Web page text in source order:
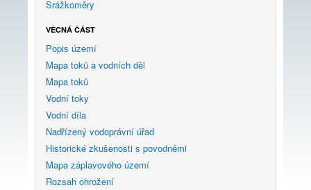
Srážkoměry
VĚCNÁ ČÁST
Popis území
Mapa toků a vodních děl
Mapa toků
Vodní toky
Vodní díla
Nadřízený vodoprávní úřad
Historické zkušenosti s povodněmi
Mapa záplavového území
Rozsah ohrožení